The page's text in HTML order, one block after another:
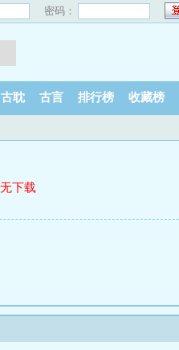
密码：
古耽 古言 排行榜 收藏榜
下载